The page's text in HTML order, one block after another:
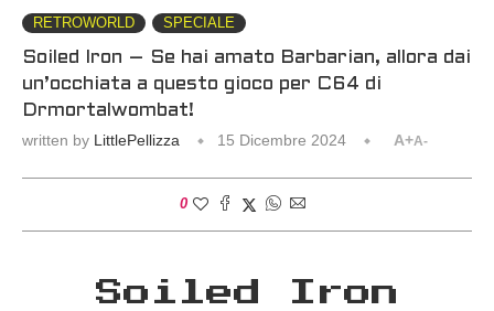
RETROWORLD SPECIALE
Soiled Iron – Se hai amato Barbarian, allora dai
un’occhiata a questo gioco per C64 di
Drmortalwombat!
written by LittlePellizza 15 Dicembre 2024 A+A-
0
Soiled Iron